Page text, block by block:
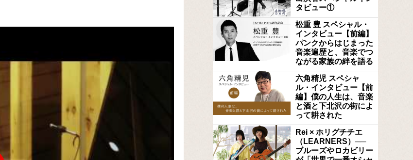
タビュー①
松重 豊 スペシャル・
インタビュー【前編】
パンクからはじまった
音楽遍歴と、音楽でつ
ながる家族の絆を語る
六角精児 スペシャ
ル・インタビュー【前
編】僕の人生は、音楽
と酒と下北沢の街によ
って耕された
Rei × ホリグチチエ
（LEARNERS）──
ブルーズやロカビリー